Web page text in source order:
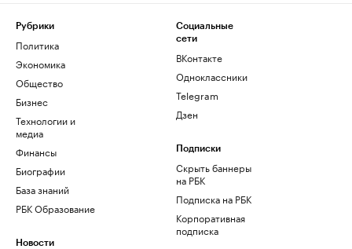
Рубрики
Политика
Экономика
Общество
Бизнес
Технологии и
медиа
Финансы
Биографии
База знаний
РБК Образование
Новости
Социальные
сети
ВКонтакте
Одноклассники
Telegram
Дзен
Подписки
Скрыть баннеры
на РБК
Подписка на РБК
Корпоративная
подписка